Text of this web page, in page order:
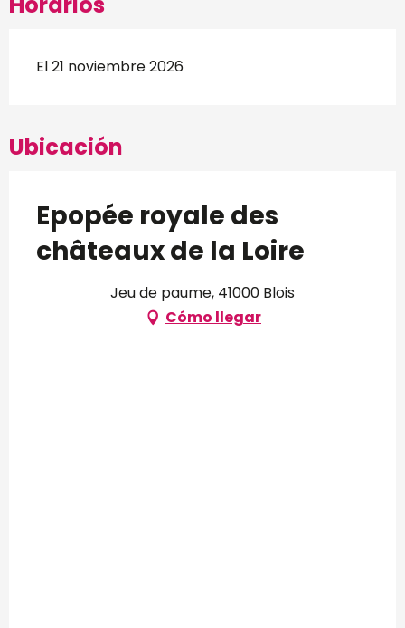
El 21 noviembre 2026
Ubicación
Epopée royale des
châteaux de la Loire
Jeu de paume, 41000 Blois
Cómo llegar